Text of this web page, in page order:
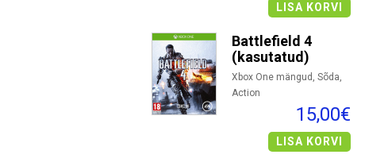
LISA KORVI
Battlefield 4
(kasutatud)
Xbox One mängud, Sõda,
Action
15,00€
LISA KORVI